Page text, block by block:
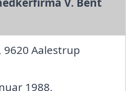
Aalestrup
1988,